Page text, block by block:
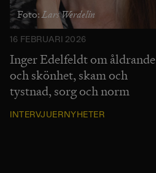
Foto:Lars Werdelin
16 FEBRUARI 2026
Inger Edelfeldt om åldrande
och skönhet, skam och
tystnad, sorg och norm
INTERVJUERNYHETER